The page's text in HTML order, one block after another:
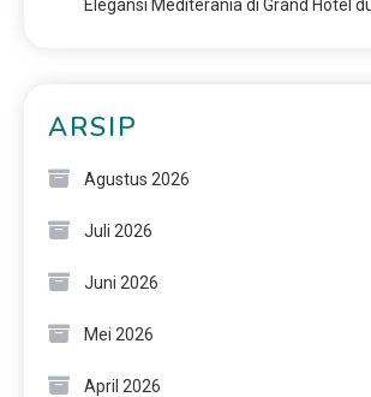
Elegansi Mediterania di Grand Hotel
ARSIP
Agustus 2026
Juli 2026
Juni 2026
Mei 2026
April 2026